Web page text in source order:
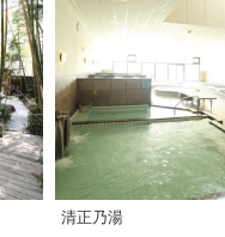
清正乃湯